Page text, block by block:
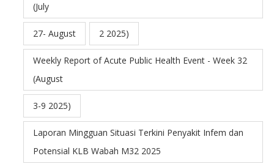
(July
27- August 2 2025)
Weekly Report of Acute Public Health Event - Week 32
(August
3-9 2025)
Laporan Mingguan Situasi Terkini Penyakit Infem dan
Potensial KLB Wabah M32 2025